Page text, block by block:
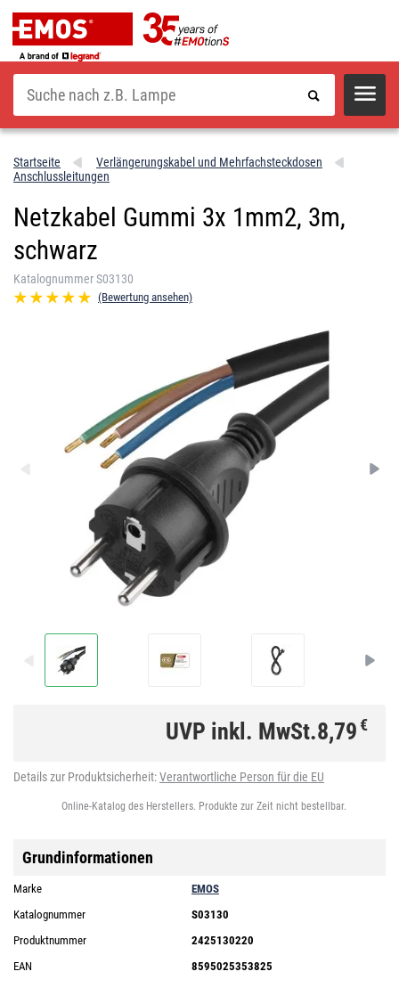
Suche
Startseite
Verlängerungskabel und Mehrfachsteckdosen
Anschlussleitungen
Netzkabel Gummi 3x 1mm2, 3m,
schwarz
Katalognummer S03130
(Bewertung ansehen)
UVP inkl. MwSt.8,79€
Details zur Produktsicherheit:Verantwortliche Person für die EU
Online-Katalog des Herstellers. Produkte zur Zeit nicht bestellbar.
Grundinformationen
Marke
EMOS
Katalognummer
S03130
Produktnummer
2425130220
EAN
8595025353825